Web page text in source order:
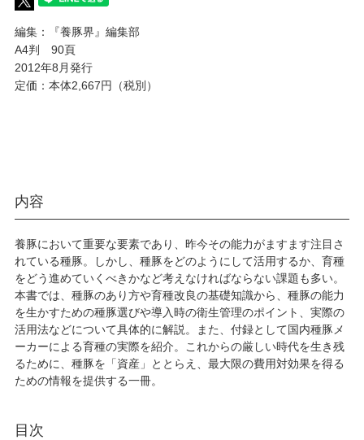
編集：『養豚界』編集部
A4判 90頁
2012年8月発行
定価：本体2,667円（税別）
内容
養豚において重要な要素であり、昨今その能力がますます注目さ
れている種豚。しかし、種豚をどのようにして活用するか、育種
をどう進めていくべきかなど考えなければならない課題も多い。
本書では、種豚のあり方や育種改良の基礎知識から、種豚の能力
を生かすための種豚選びや導入時の衛生管理のポイント、実際の
活用法などについて具体的に解説。また、付録として国内種豚メ
ーカーによる育種の実際を紹介。これからの厳しい時代を生き残
るために、種豚を「資産」ととらえ、最大限の費用対効果を得る
ための情報を提供する一冊。
目次